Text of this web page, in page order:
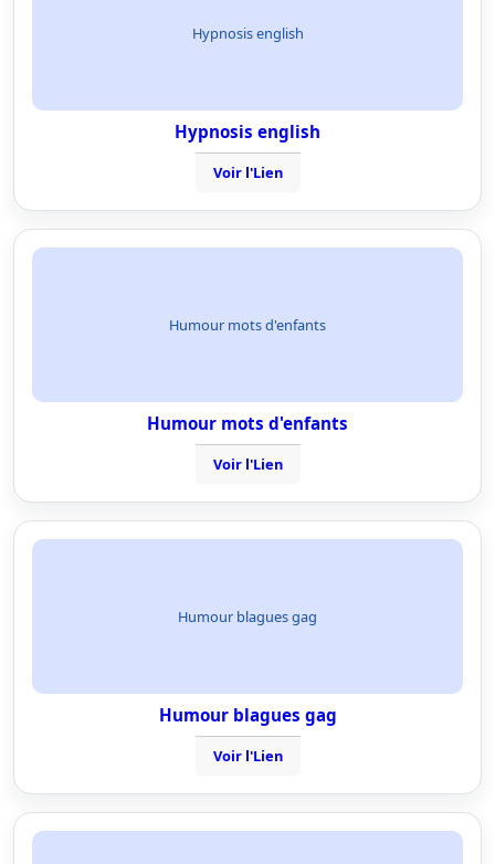
Hypnosis english
Hypnosis english
Voir l'Lien
Humour mots d'enfants
Humour mots d'enfants
Voir l'Lien
Humour blagues gag
Humour blagues gag
Voir l'Lien